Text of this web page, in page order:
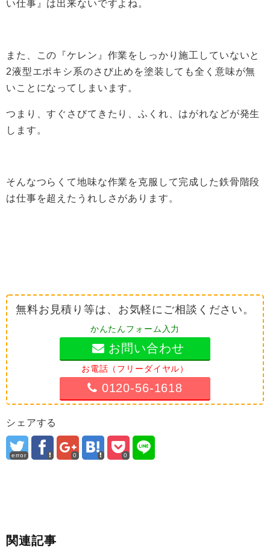
い仕事』は出来ないですよね。
また、この『ケレン』作業をしっかり施工していないと
2液型エポキシ系のさび止めを塗装しても全く意味が無
いことになってしまいます。
つまり、すぐさびてきたり、ふくれ、はがれなどが発生
します。
そんなつらくて地味な作業を克服して完成した鉄骨階段
は仕事を超えたうれしさがあります。
無料お見積り等は、お気軽にご相談ください。
かんたんフォーム入力
お問い合わせ
お電話（フリーダイヤル）
0120-56-1618
シェアする
error 0 0
関連記事